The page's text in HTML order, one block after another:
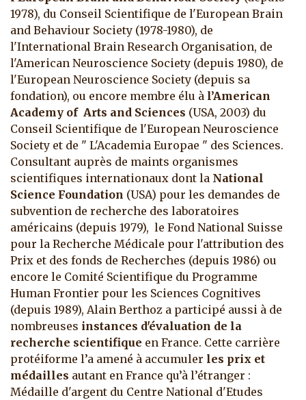
1978), du Conseil Scientifique de l'European Brain
and Behaviour Society (1978-1980), de
l'International Brain Research Organisation, de
l'American Neuroscience Society (depuis 1980), de
l'European Neuroscience Society (depuis sa
fondation), ou encore membre élu à l’American
Academy of Arts and Sciences (USA, 2003) du
Conseil Scientifique de l'European Neuroscience
Society et de " L'Academia Europae " des Sciences.
Consultant auprès de maints organismes
scientifiques internationaux dont la National
Science Foundation (USA) pour les demandes de
subvention de recherche des laboratoires
américains (depuis 1979), le Fond National Suisse
pour la Recherche Médicale pour l'attribution des
Prix et des fonds de Recherches (depuis 1986) ou
encore le Comité Scientifique du Programme
Human Frontier pour les Sciences Cognitives
(depuis 1989), Alain Berthoz a participé aussi à de
nombreuses instances d'évaluation de la
recherche scientifique en France. Cette carrière
protéiforme l’a amené à accumuler les prix et
médailles autant en France qu’à l’étranger :
Médaille d'argent du Centre National d'Etudes